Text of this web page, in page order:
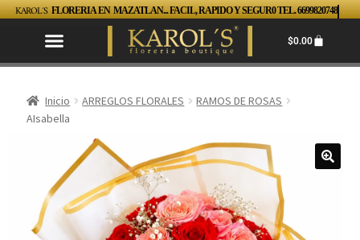
KAROL´S FLORERIA EN MAZATLAN... FACIL, RAPIDO Y SEGUR0 TEL. 6699820748
$0.00
Inicio ARREGLOS FLORALES
RAMOS DE ROSAS
AIsabella